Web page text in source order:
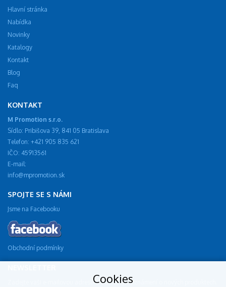
Hlavní stránka
Nabídka
Novinky
Katalogy
Kontakt
Blog
Faq
KONTAKT
M Promotion s.r.o.
Sídlo: Pribišova 39, 841 05 Bratislava
Telefon: +421 905 835 621
IČO: 45913561
E-mail:
info@mpromotion.sk
SPOJTE SE S NÁMI
Jsme na Facebooku
Obchodní podmínky
Zadejte vaši e-mailovou adresu a dostávejte oznámení o nových produktech.
Cookies